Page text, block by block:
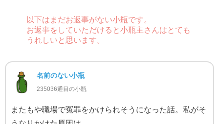
以下はまだお返事がない小瓶です。
お返事をしていただけると小瓶主さんはとても
うれしいと思います。
名前のない小瓶
235036通目の小瓶
またもや職場で冤罪をかけられそうになった話。私がそ